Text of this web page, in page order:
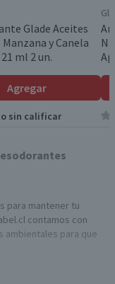
Glade Aceites
y Canela
ml 2 un.
Agregar
sin calificar
para mantener tu
contamos con
ambientales para que